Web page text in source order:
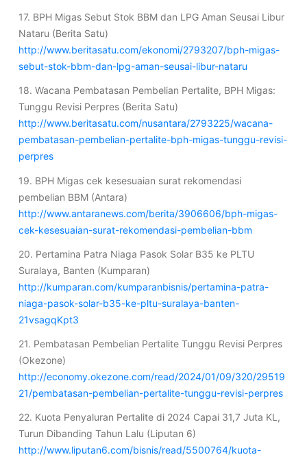
17. BPH Migas Sebut Stok BBM dan LPG Aman Seusai Libur
Nataru (Berita Satu)
http://www.beritasatu.com/ekonomi/2793207/bph-migas-
sebut-stok-bbm-dan-lpg-aman-seusai-libur-nataru
18. Wacana Pembatasan Pembelian Pertalite, BPH Migas:
Tunggu Revisi Perpres (Berita Satu)
http://www.beritasatu.com/nusantara/2793225/wacana-
pembatasan-pembelian-pertalite-bph-migas-tunggu-revisi-
perpres
19. BPH Migas cek kesesuaian surat rekomendasi
pembelian BBM (Antara)
http://www.antaranews.com/berita/3906606/bph-migas-
cek-kesesuaian-surat-rekomendasi-pembelian-bbm
20. Pertamina Patra Niaga Pasok Solar B35 ke PLTU
Suralaya, Banten (Kumparan)
http://kumparan.com/kumparanbisnis/pertamina-patra-
niaga-pasok-solar-b35-ke-pltu-suralaya-banten-
21vsagqKpt3
21. Pembatasan Pembelian Pertalite Tunggu Revisi Perpres
(Okezone)
http://economy.okezone.com/read/2024/01/09/320/29519
21/pembatasan-pembelian-pertalite-tunggu-revisi-perpres
22. Kuota Penyaluran Pertalite di 2024 Capai 31,7 Juta KL,
Turun Dibanding Tahun Lalu (Liputan 6)
http://www.liputan6.com/bisnis/read/5500764/kuota-